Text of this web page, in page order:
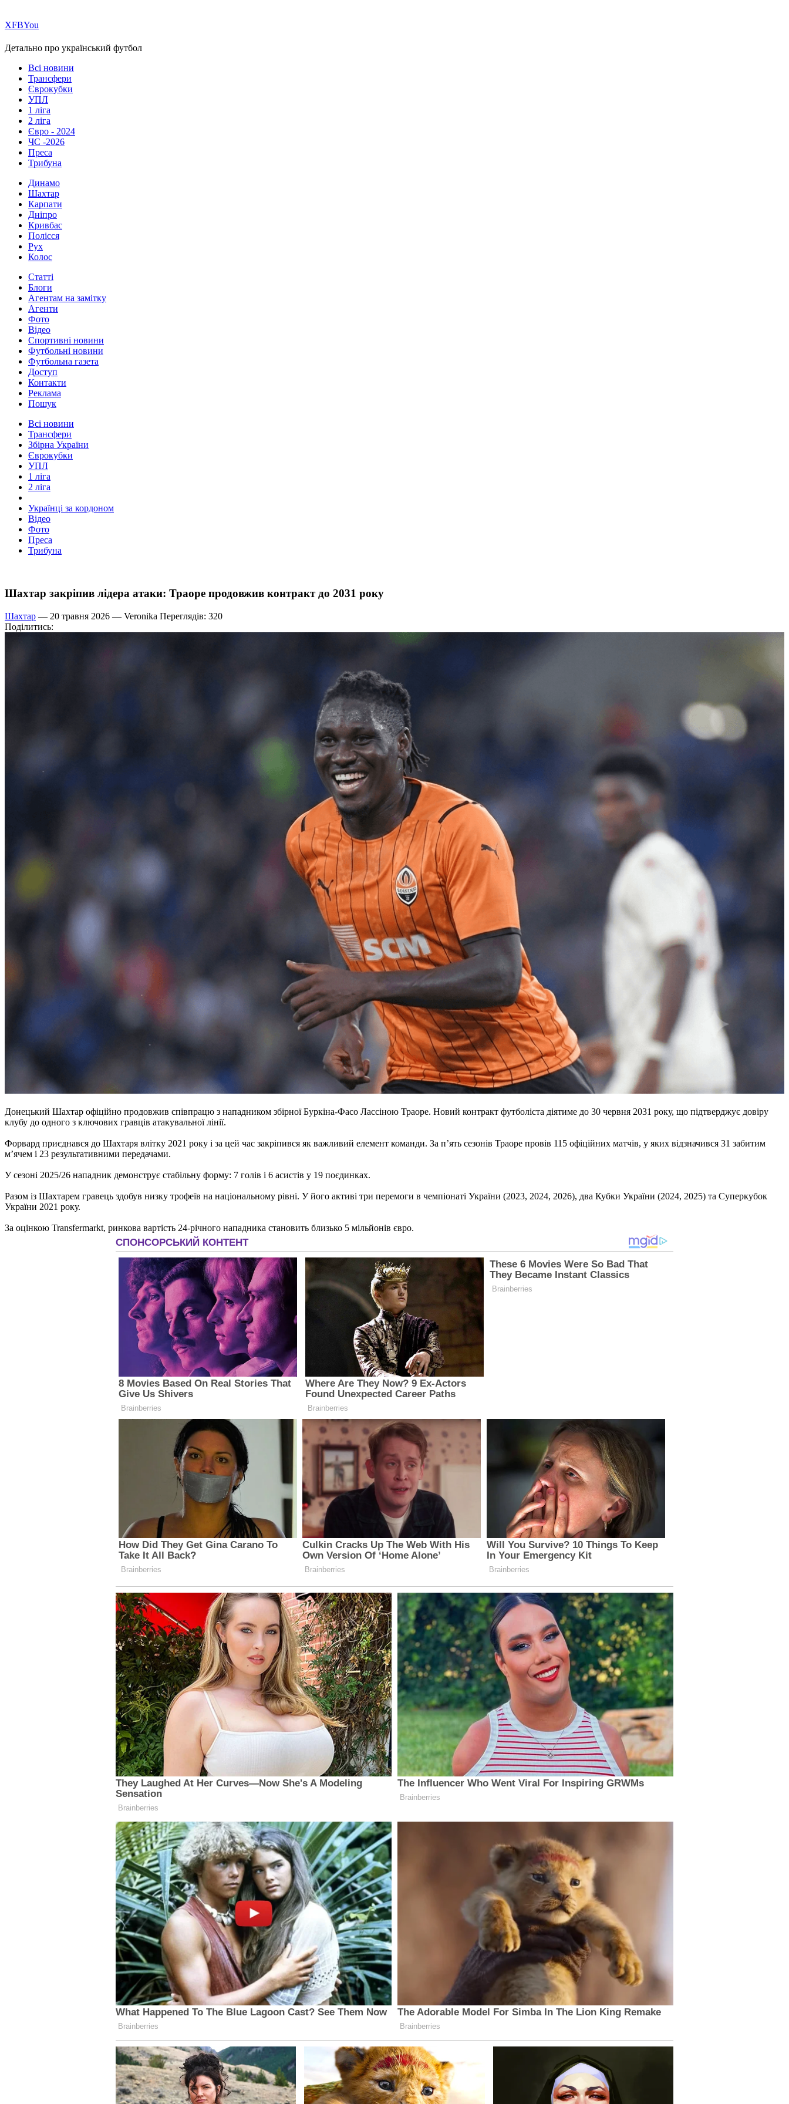
ХFBYou
Детально про український футбол
Всі новини
Трансфери
Єврокубки
УПЛ
1 ліга
2 ліга
Євро - 2024
ЧС -2026
Преса
Трибуна
Динамо
Шахтар
Карпати
Дніпро
Кривбас
Полісся
Рух
Колос
Статті
Блоги
Агентам на замітку
Агенти
Фото
Відео
Спортивні новини
Футбольні новини
Футбольна газета
Доступ
Контакти
Реклама
Пошук
Всі новини
Трансфери
Збірна України
Єврокубки
УПЛ
1 ліга
2 ліга
Українці за кордоном
Відео
Фото
Преса
Трибуна
Шахтар закріпив лідера атаки: Траоре продовжив контракт до 2031 року
Шахтар — 20 травня 2026 — Veronika Переглядів: 320
Поділитись:
Донецький Шахтар офіційно продовжив співпрацю з нападником збірної Буркіна-Фасо Лассіною Траоре. Новий контракт футболіста діятиме до 30 червня 2031 року, що підтверджує довіру
клубу до одного з ключових гравців атакувальної лінії.
Форвард приєднався до Шахтаря влітку 2021 року і за цей час закріпився як важливий елемент команди. За п’ять сезонів Траоре провів 115 офіційних матчів, у яких відзначився 31 забитим
м’ячем і 23 результативними передачами.
У сезоні 2025/26 нападник демонструє стабільну форму: 7 голів і 6 асистів у 19 поєдинках.
Разом із Шахтарем гравець здобув низку трофеїв на національному рівні. У його активі три перемоги в чемпіонаті України (2023, 2024, 2026), два Кубки України (2024, 2025) та Суперкубок
України 2021 року.
За оцінкою Transfermarkt, ринкова вартість 24-річного нападника становить близько 5 мільйонів євро.